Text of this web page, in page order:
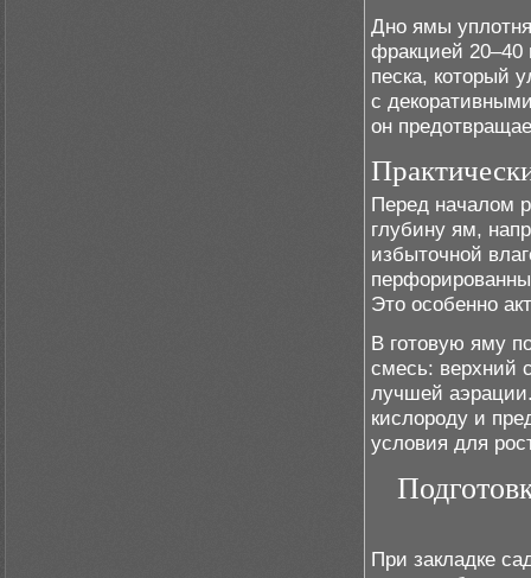
Дно ямы
фракцией 20–40
песка, который
с
он
Перед началом
глубину ям,
избыточной
Это особенно
В готовую яму
смесь: верхний
лучшей
кислороду и
условия для
При закладке